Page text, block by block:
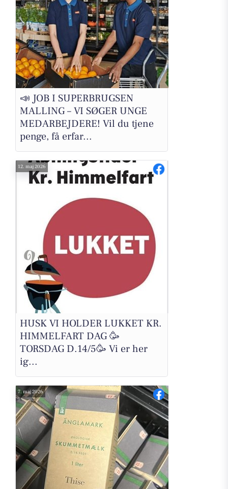
📣 JOB I SUPERBRUGSEN
MALLING – VI SØGER UNGE
MEDARBEJDERE! Vil du tjene
penge, få erfar...
12. maj 2026
HUSK VI HOLDER LUKKET KR.
HIMMELFART DAG 🥳
TORSDAG D.14/5🥳 Vi er her
ig...
7. maj 2026